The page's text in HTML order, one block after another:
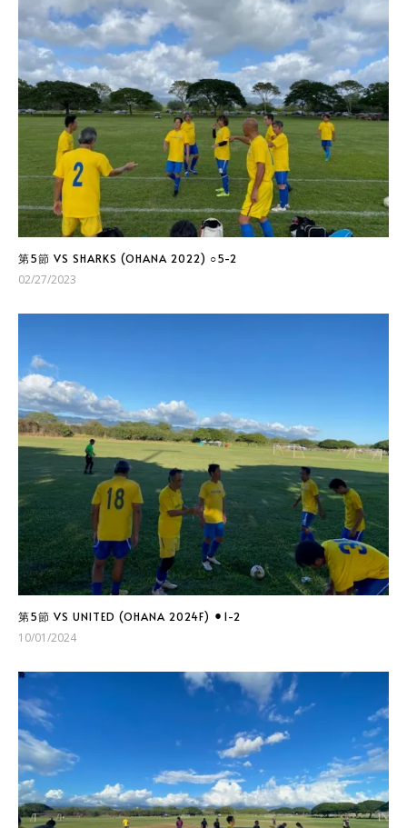
第5節 VS SHARKS (OHANA 2022) ○5-2
02/27/2023
第5節 VS UNITED (OHANA 2024F) ⚫︎1-2
10/01/2024